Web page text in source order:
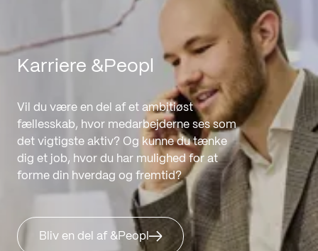
Karriere &Peopl
Vil du være en del af et ambitiøst
fællesskab, hvor medarbejderne ses som
det vigtigste aktiv? Og kunne du tænke
dig et job, hvor du har mulighed for at
forme din hverdag og fremtid?
Bliv en del af &Peopl